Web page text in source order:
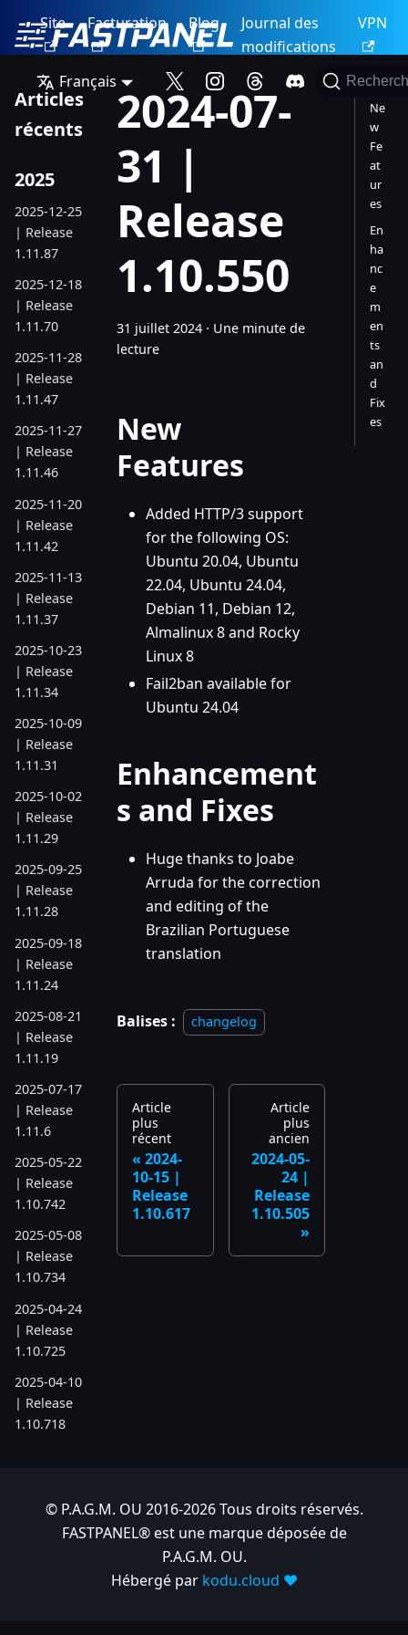
Site Facturation Blog
Journal des
modifications
VPN
Français
Articles
récents
2025
2025-12-25
| Release
1.11.87
2025-12-18
| Release
1.11.70
2025-11-28
| Release
1.11.47
2025-11-27
| Release
1.11.46
2025-11-20
| Release
1.11.42
2025-11-13
| Release
1.11.37
2025-10-23
| Release
1.11.34
2025-10-09
| Release
1.11.31
2025-10-02
| Release
1.11.29
2025-09-25
| Release
1.11.28
2025-09-18
| Release
1.11.24
2025-08-21
| Release
1.11.19
2025-07-17
| Release
1.11.6
2025-05-22
| Release
1.10.742
2025-05-08
| Release
1.10.734
2025-04-24
| Release
1.10.725
2025-04-10
| Release
1.10.718
2025-03-12
2024-07-
31 |
Release
1.10.550
31 juillet 2024 · Une minute de
lecture
New
Features
Added HTTP/3 support
for the following OS:
Ubuntu 20.04, Ubuntu
22.04, Ubuntu 24.04,
Debian 11, Debian 12,
Almalinux 8 and Rocky
Linux 8
Fail2ban available for
Ubuntu 24.04
Enhancement
s and Fixes
Huge thanks to Joabe
Arruda for the correction
and editing of the
Brazilian Portuguese
translation
Balises : changelog
Article
plus
récent
2024-
10-15 |
Release
1.10.617
Article
plus
ancien
2024-05-
24 |
Release
1.10.505
Ne
w
Fe
at
ur
es
En
ha
nc
e
m
en
ts
an
d
Fix
es
© P.A.G.M. OU 2016-2026 Tous droits réservés.
FASTPANEL® est une marque déposée de
P.A.G.M. OU.
Hébergé par kodu.cloud ❤️